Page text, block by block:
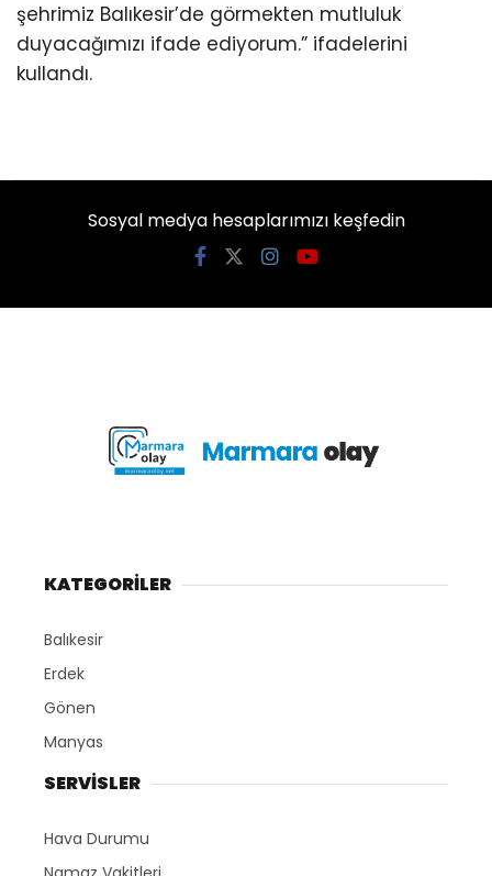
şehrimiz Balıkesir’de görmekten mutluluk
duyacağımızı ifade ediyorum.” ifadelerini
kullandı.
Sosyal medya hesaplarımızı keşfedin
KATEGORİLER
Balıkesir
Erdek
Gönen
Manyas
SERVİSLER
Hava Durumu